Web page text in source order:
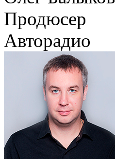
Продюсер
Авторадио